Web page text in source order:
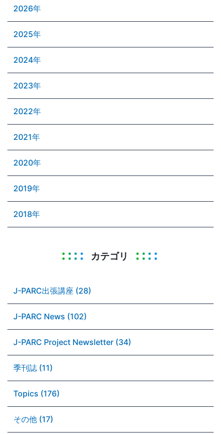
2026年
2025年
2024年
2023年
2022年
2021年
2020年
2019年
2018年
カテゴリ
J-PARC出張講座 (28)
J-PARC News (102)
J-PARC Project Newsletter (34)
季刊誌 (11)
Topics (176)
その他 (17)